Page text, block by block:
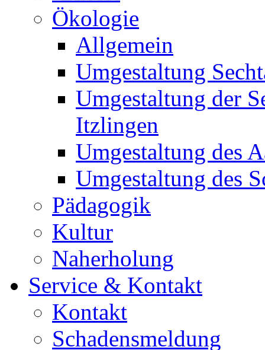
Ökologie
Allgemein
Umgestaltung
Umgestaltung der
Itzlingen
Umgestaltung des
Umgestaltung des
Pädagogik
Kultur
Naherholung
Service & Kontakt
Kontakt
Schadensmeldung